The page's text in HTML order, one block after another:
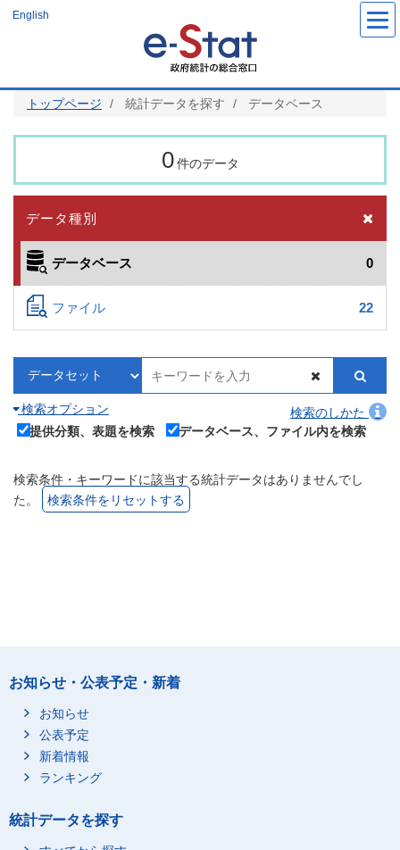
ツ
English
トップページ 統計データを探す データベース
0 件のデータ
データ種別
データベース 0
ファイル 22
検索オプション
検索のしかた
提供分類、表題を検索
データベース、ファイル内を検索
検索条件・キーワードに該当する統計データはありませんでし
た。
検索条件をリセットする
お知らせ・公表予定・新着
お知らせ
公表予定
新着情報
ランキング
統計データを探す